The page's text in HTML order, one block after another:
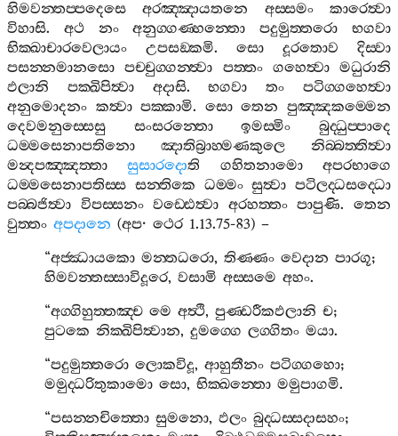
හිමවන‍්තප‍්පදෙසෙ
අරඤ‍්ඤායතනෙ අස‍්සමං
කාරෙත්‍වා
විහාසි. අථ නං අනුග‍්ගණ‍්හන‍්තො පදුමුත‍්තරො
භගවා
භික‍්ඛාචාරවෙලායං
උපසඞ‍්කමි. සො දූරතොව
දිස‍්වා
පසන‍්නමානසො පච‍්චුග‍්ගන‍්ත්‍වා පත‍්තං ගහෙත්‍වා මධුරානි
ඵලානි
පක‍්ඛිපිත්‍වා අදාසි.භගවා තං
පටිග‍්ගහෙත්‍වා
අනුමොදනං කත්‍වා පක‍්කාමි. සො තෙන පුඤ‍්ඤකම‍්මෙන
දෙවමනුස‍්සෙසු
සංසරන‍්තො ඉමස‍්මිං
බුද‍්ධුප‍්පාදෙ
ධම‍්මසෙනාපතිනො
ඤාතිබ්‍රාහ‍්මණකුලෙ
නිබ‍්බත‍්තිත්‍වා
මන්‍දපඤ‍්ඤත‍්තා
සුසාරදොති ගහිතනාමො
අපරභාගෙ
ධම‍්මසෙනාපතිස‍්ස සන‍්තිකෙ ධම‍්මං සුත්‍වා පටිලද‍්ධසද‍්ධො
පබ‍්බජිත්‍වා විපස‍්සනං වඩ‍්ඪෙත්‍වා අරහත‍්තං පාපුණි.තෙන
වුත‍්තං අපදානෙ (අප· ථෙර1.13.75-83) –
“අජ‍්ඣායකො මන‍්තධරො,තිණ‍්ණං වෙදාන පාරගූ;
හිමවන‍්තස‍්සාවිදූරෙ,වසාමි අස‍්සමෙ අහං.
“අග‍්ගිහුත‍්තඤ‍්ච මෙ අත්‍ථි,පුණ‍්ඩරීකඵලානි ච;
පුටකෙ නික‍්ඛිපිත්‍වාන,දුමග‍්ගෙ ලග‍්ගිතං මයා.
“පදුමුත‍්තරො ලොකවිදූ,ආහුතීනං පටිග‍්ගහො;
මමුද‍්ධරිතුකාමො සො,භික‍්ඛන‍්තො මමුපාගමි.
“පසන‍්නචිත‍්තො සුමනො,ඵලං බුද‍්ධස‍්සදාසහං;